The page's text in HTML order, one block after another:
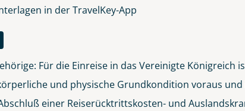
Morgenpanorama der London
in der TravelKey-App
Für die Einreise in das Vereinigte Königreich
und physische Grundkondition voraus
einer Reiserücktrittskosten- und